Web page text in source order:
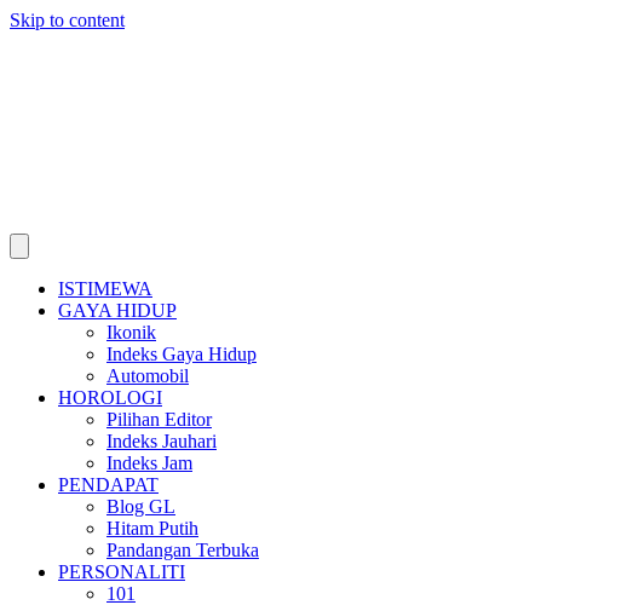
Skip to content
ISTIMEWA
GAYA HIDUP
Ikonik
Indeks Gaya Hidup
Automobil
HOROLOGI
Pilihan Editor
Indeks Jauhari
Indeks Jam
PENDAPAT
Blog GL
Hitam Putih
Pandangan Terbuka
PERSONALITI
101